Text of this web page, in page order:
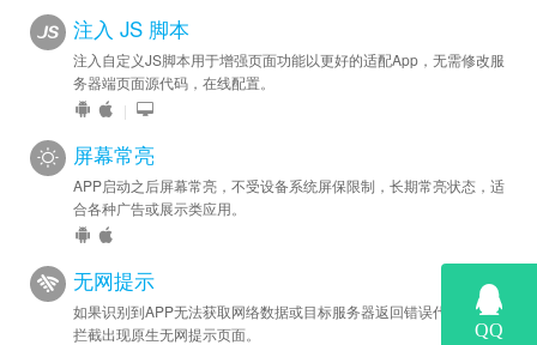
注入 JS 脚本
注入自定义JS脚本用于增强页面功能以更好的适配App，无需修改服
务器端页面源代码，在线配置。
|
屏幕常亮
APP启动之后屏幕常亮，不受设备系统屏保限制，长期常亮状态，适
合各种广告或展示类应用。
无网提示
如果识别到APP无法获取网络数据或目标服务器返回错误代码，自动
拦截出现原生无网提示页面。